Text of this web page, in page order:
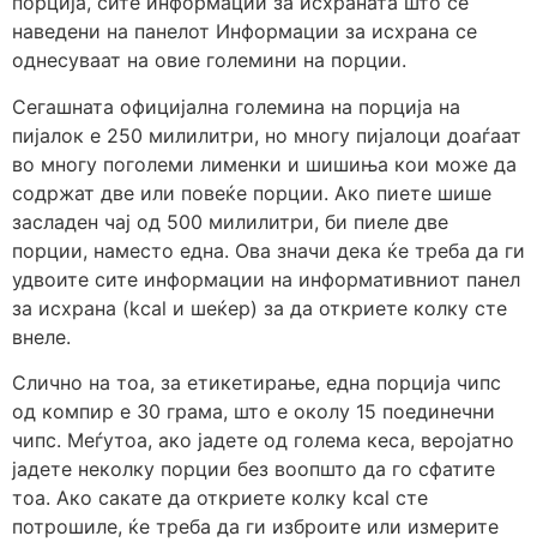
наведени на панелот Информации за исхрана се
однесуваат на овие големини на порции.
Сегашната официјална големина на порција на
пијалок е 250 милилитри, но многу пијалоци доаѓаат
во многу поголеми лименки и шишиња кои може да
содржат две или повеќе порции. Ако пиете шише
засладен чај од 500 милилитри, би пиеле две
порции, наместо една. Ова значи дека ќе треба да ги
удвоите сите информации на информативниот панел
за исхрана (kcal и шеќер) за да откриете колку сте
внеле.
Слично на тоа, за етикетирање, една порција чипс
од компир е 30 грама, што е околу 15 поединечни
чипс. Меѓутоа, ако јадете од голема кеса, веројатно
јадете неколку порции без воопшто да го сфатите
тоа. Ако сакате да откриете колку kcal сте
потрошиле, ќе треба да ги изброите или измерите